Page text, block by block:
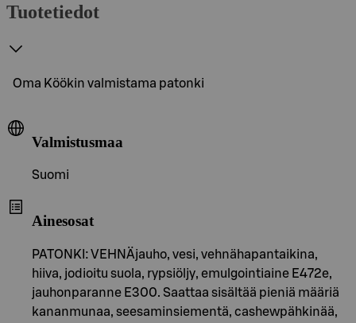
Tuotetiedot
Oma Köökin valmistama patonki
Valmistusmaa
Suomi
Ainesosat
PATONKI: VEHNÄjauho, vesi, vehnähapantaikina,
hiiva, jodioitu suola, rypsiöljy, emulgointiaine E472e,
jauhonparanne E300. Saattaa sisältää pieniä määriä
kananmunaa, seesaminsiementä, cashewpähkinää,